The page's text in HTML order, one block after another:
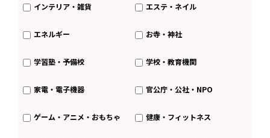
インテリア・雑貨 エステ・ネイル
エネルギー お寺・神社
学習塾・予備校 学校・教育機関
家電・電子機器 官公庁・公社・NPO
ゲーム・アニメ・おもちゃ 健康・フィットネス